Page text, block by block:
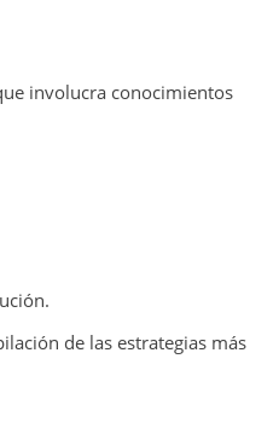
involucra conocimientos
de las estrategias más